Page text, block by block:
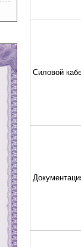
Силовой